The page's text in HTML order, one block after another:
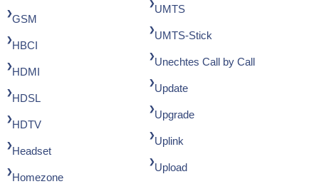
GSM
HBCI
HDMI
HDSL
HDTV
Headset
Homezone
UMTS
UMTS-Stick
Unechtes Call by Call
Update
Upgrade
Uplink
Upload